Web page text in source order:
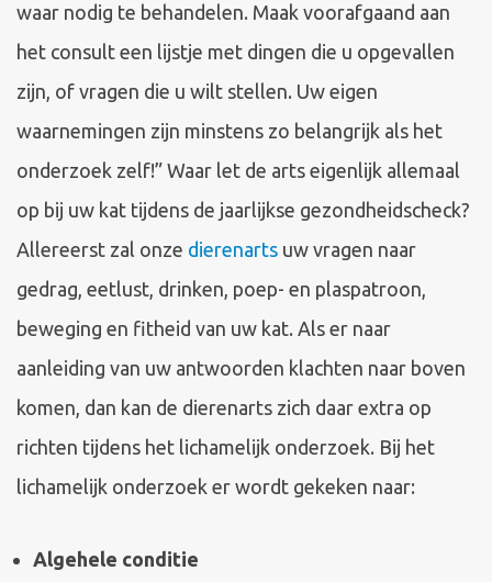
waar nodig te behandelen. Maak voorafgaand aan
het consult een lijstje met dingen die u opgevallen
zijn, of vragen die u wilt stellen. Uw eigen
waarnemingen zijn minstens zo belangrijk als het
onderzoek zelf!” Waar let de arts eigenlijk allemaal
op bij uw kat tijdens de jaarlijkse gezondheidscheck?
Allereerst zal onze dierenarts uw vragen naar
gedrag, eetlust, drinken, poep- en plaspatroon,
beweging en fitheid van uw kat. Als er naar
aanleiding van uw antwoorden klachten naar boven
komen, dan kan de dierenarts zich daar extra op
richten tijdens het lichamelijk onderzoek. Bij het
lichamelijk onderzoek er wordt gekeken naar:
Algehele conditie